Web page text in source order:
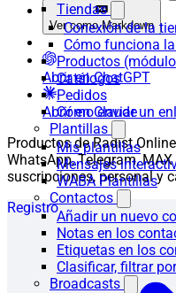
Tiendas
Conexión de la
Cómo funciona
Productos
Catálogos
Pedidos
Cómo enviar un
Plantillas
Mis plantillas
Mensajes
WABA Plantillas
Contactos
Añadir un nuevo
Notas en los
Etiquetas en los
Clasificar, filtrar
Broadcasts
Ver como Markdown
Abrir en ChatGPT
Abrir en Claude
Productos de
WhatsApp, Telegram,
suscripciones, personal y
Registro